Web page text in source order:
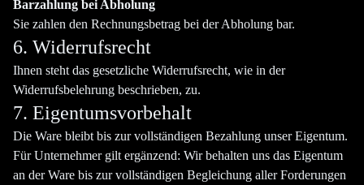
Barzahlung bei Abholung
Sie zahlen den Rechnungsbetrag bei der Abholung bar.
6. Widerrufsrecht
Ihnen steht das gesetzliche Widerrufsrecht, wie in der
Widerrufsbelehrung beschrieben, zu.
7. Eigentumsvorbehalt
Die Ware bleibt bis zur vollständigen Bezahlung unser Eigentum.
Für Unternehmer gilt ergänzend: Wir behalten uns das Eigentum
an der Ware bis zur vollständigen Begleichung aller Forderungen